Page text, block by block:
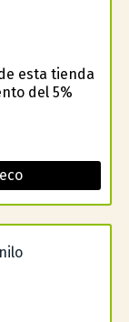
esta tienda
del 5%